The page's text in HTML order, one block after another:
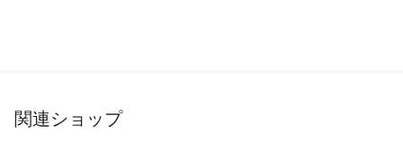
関連ショップ